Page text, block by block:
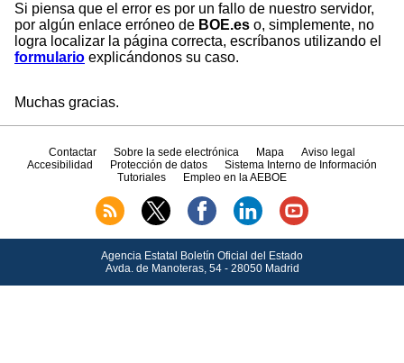
Si piensa que el error es por un fallo de nuestro servidor,
por algún enlace erróneo de BOE.es o, simplemente, no
logra localizar la página correcta, escríbanos utilizando el
formulario explicándonos su caso.
Muchas gracias.
Contactar Sobre la sede electrónica Mapa
Aviso legal
Accesibilidad
Protección de datos
Sistema Interno de Información
Tutoriales
Empleo en la AEBOE
Agencia Estatal Boletín Oficial del Estado
Avda.de Manoteras, 54 - 28050 Madrid